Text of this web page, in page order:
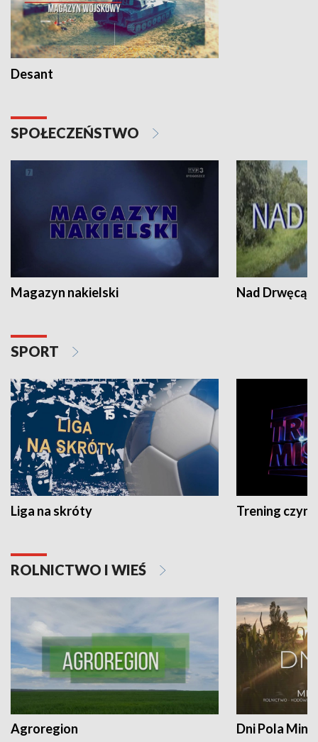
Desant
SPOŁECZEŃSTWO
Magazyn nakielski Nad Drwęcą
SPORT
Liga na skróty Trening czyni
ROLNICTWO I WIEŚ
Agroregion Dni Pola